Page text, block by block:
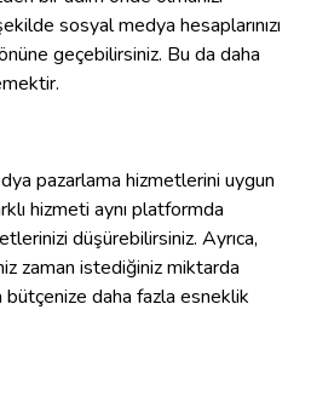
sosyal medya hesaplarınızı
geçebilirsiniz. Bu da daha
pazarlama hizmetlerini uygun
hizmeti aynı platformda
düşürebilirsiniz. Ayrıca,
zaman istediğiniz miktarda
daha fazla esneklik